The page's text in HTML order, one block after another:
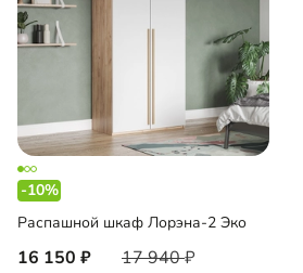
-10%
Распашной шкаф Лорэна-2 Эко
16 150 17 940